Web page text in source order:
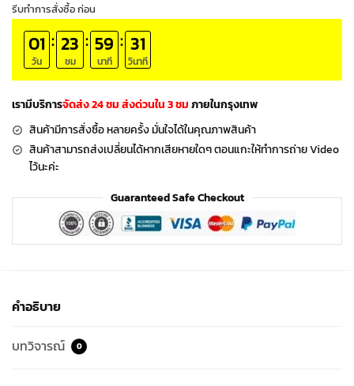
รีบทำการสั่งซื้อ ก่อน
01
วัน
: 23
ชม
: 59
นาที
: 30
วินาที
เรามีบริการจัดส่ง 24 ชม ส่งด่วนใน 3 ชมภายในกรุงเทพ
สินค้ามีการสั่งซื้อ หลายครั้ง มั่นใจได้ในคุณภาพสินค้า
สินค้าสามารถส่งเปลี่ยนได้หากเสียหายใดๆ ตอนแกะให้ทำการถ่าย Video
ไว้นะค่ะ
Guaranteed Safe Checkout
คำอธิบาย
บทวิจารณ์ 0